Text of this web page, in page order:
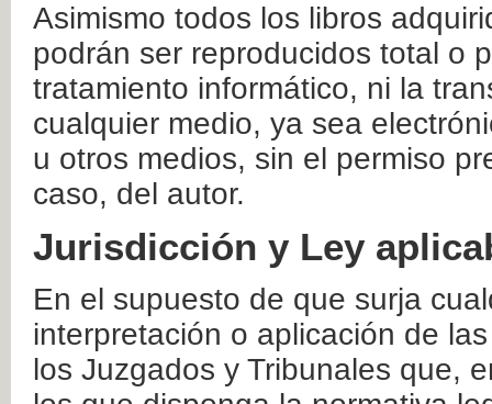
Asimismo todos los libros
podrán ser reproducidos total o
tratamiento informático, ni la
cualquier medio, ya sea
u otros medios, sin el permiso
caso, del autor.
Jurisdicción y Ley
En el supuesto de que surja
interpretación o aplicación de
los Juzgados y Tribunales que,